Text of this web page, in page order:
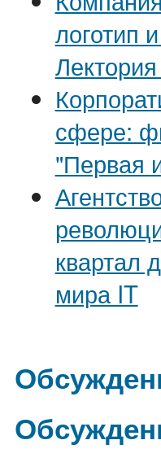
логотип
сфере:
"Первая
квартал
мира IT